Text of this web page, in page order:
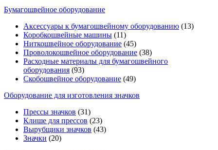
Бумагошвейное оборудование
Аксессуары к бумагошвейному оборудованию (13)
Коробкошвейные машины (11)
Ниткошвейное оборудование (45)
Проволокошвейное оборудование (38)
Расходные материалы для бумагошвейного
оборудования (93)
Скобошвейное оборудование (49)
Оборудование для изготовления значков
Прессы значков (31)
Клише для прессов (23)
Вырубщики значков (43)
Значки (20)